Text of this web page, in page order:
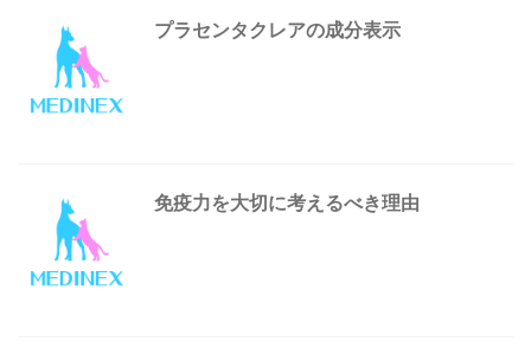
プラセンタクレアの成分表示
免疫力を大切に考えるべき理由